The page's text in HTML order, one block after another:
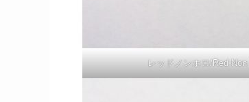
レッドノンホロ/Red Non